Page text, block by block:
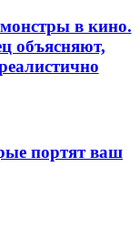
в кино.
объясняют,
портят ваш